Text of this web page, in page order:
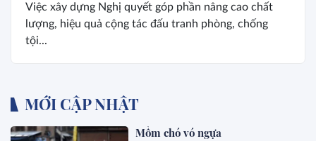
Việc xây dựng Nghị quyết góp phần nâng cao chất
lượng, hiệu quả cộng tác đấu tranh phòng, chống
tội...
MỚI CẬP NHẬT
Mồm chó vó ngựa